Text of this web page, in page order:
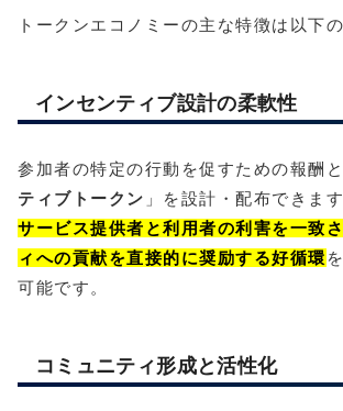
トークンエコノミーの主な特徴は以下の
インセンティブ設計の柔軟性
参加者の特定の行動を促すための報酬
ティブトークン 」を設計・配布できま
サービス提供者と利用者の利害を一致
ィへの貢献を直接的に奨励する好循環
可能です。
コミュニティ形成と活性化